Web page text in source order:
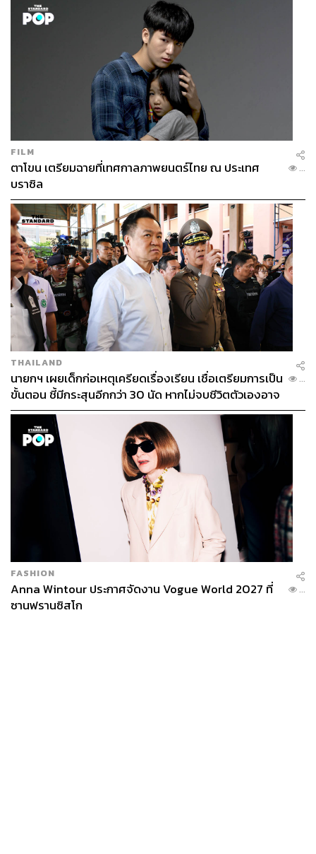
เดินสายโรดโชว์จีบบิ๊กคอร์ป ดึงดูดผู้เล่นหลัก ‘เซมิ
ปีนี้ BOI มีแผนจัดทัพบุกประเทศเป้าหมายอย่างต่อเนื่อง ทั้งจีน
ญี่ปุ่น เกาหลีใต้ และมองหาตลาดใหม่ๆ ในอินเดีย
ตะวันออกกลาง สหรัฐอเมริกา และยุโรป เพื่อดึงการลงทุน
อุตสาหกรรมใหม่ๆ ที่มีนวัตกรรมและเทคโนโลยีขั้นสูง รวม
ทั้งต่อยอดฐานอุตสาหกรรมสำคัญในประเทศไทยให้
แข็งแกร่งมากยิ่งขึ้น ซึ่งจะช่วยสร้างโอกาสทางธุรกิจ และขับ
เคลื่อนการเติบโตของเศรษฐกิจไทยในระยะยาว
“ในอนาคตไทยจะเป็นจุดหมายปลายทางการลงทุนของ
สหรัฐฯ ซึ่งบริษัทยักษ์ใหญ่จากสหรัฐฯ สนใจลงทุนไทยต่อ
เนื่อง ขณะเดียวกันกรณีของจีนมาลงทุนในไทยมากขึ้นเพื่อ
เลี่ยงกำแพงภาษีนโยบายสหรัฐฯ นั้น BOI มองว่าเป็นโอกาส
ทั้งสิ้น หลังจากนี้จะเดินทางไปดาวอส พบปะนักลงทุนเป้า
หมาย โรดโชว์ในญี่ปุ่น อินเดีย และสหรัฐฯ ที่สำคัญคือดึงดูดผู้
เล่นหลักคือเซมิคอนดักเตอร์ให้มากที่สุด”
ภาพ:Janiecbros / Getty Images
สามารถติดตาม THE STANDARD WEALTH
ผ่านแอปพลิเคชันต่างๆ ที่คุณสะดวกหรือใช้งานอยู่แล้วได้เลย
นฤตม์ เทอดสถีรศักดิ์ กลุ่มอุตสาหกรรม
การลงทุน
BRICS
Data Center อิเล็กทรอนิกส์
FILM
ตาโขน เตรียมฉายที่เทศกาลภาพยนตร์ไทย ณ ประเทศ
บราซิล
...
THAILAND
นายกฯ เผยเด็กก่อเหตุเครียดเรื่องเรียน เชื่อเตรียมการเป็น
ขั้นตอน ชี้มีกระสุนอีกกว่า 30 นัด หากไม่จบชีวิตตัวเองอาจ
สูญเสียเพิ่ม
...
FASHION
Anna Wintour ประกาศจัดงาน Vogue World 2027 ที่
ซานฟรานซิสโก
...